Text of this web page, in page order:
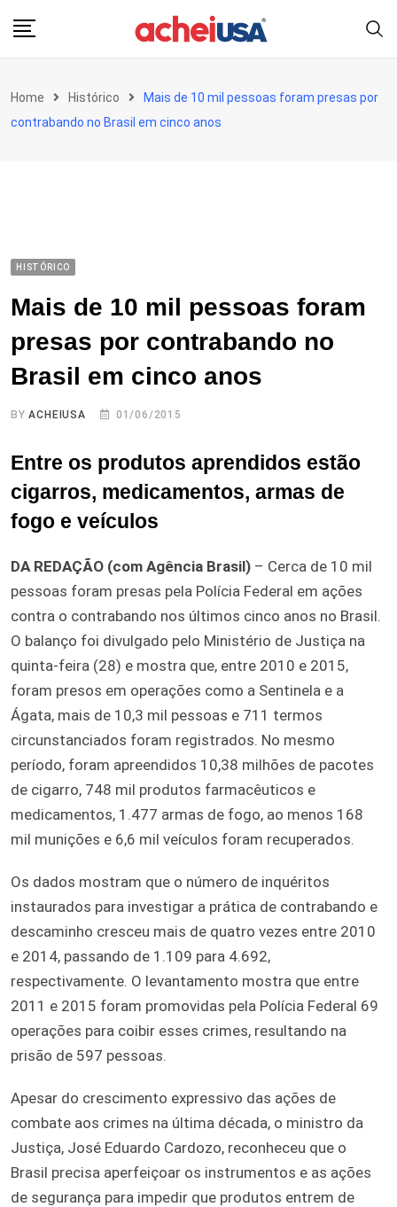
Home Histórico
Mais de 10 mil pessoas foram presas por
contrabando no Brasil em cinco anos
HISTÓRICO
Mais de 10 mil pessoas foram
presas por contrabando no
Brasil em cinco anos
BYACHEIUSA 01/06/2015
Entre os produtos aprendidos estão
cigarros, medicamentos, armas de
fogo e veículos
DA REDAÇÃO (com Agência Brasil) – Cerca de 10 mil
pessoas foram presas pela Polícia Federal em ações
contra o contrabando nos últimos cinco anos no Brasil.
O balanço foi divulgado pelo Ministério de Justiça na
quinta-feira (28) e mostra que, entre 2010 e 2015,
foram presos em operações como a Sentinela e a
Ágata, mais de 10,3 mil pessoas e 711 termos
circunstanciados foram registrados. No mesmo
período, foram apreendidos 10,38 milhões de pacotes
de cigarro, 748 mil produtos farmacêuticos e
medicamentos, 1.477 armas de fogo, ao menos 168
mil munições e 6,6 mil veículos foram recuperados.
Os dados mostram que o número de inquéritos
instaurados para investigar a prática de contrabando e
descaminho cresceu mais de quatro vezes entre 2010
e 2014, passando de 1.109 para 4.692,
respectivamente. O levantamento mostra que entre
2011 e 2015 foram promovidas pela Polícia Federal 69
operações para coibir esses crimes, resultando na
prisão de 597 pessoas.
Apesar do crescimento expressivo das ações de
combate aos crimes na última década, o ministro da
Justiça, José Eduardo Cardozo, reconheceu que o
Brasil precisa aperfeiçoar os instrumentos e as ações
de segurança para impedir que produtos entrem de